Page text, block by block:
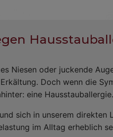
Niesen oder juckende
Doch wenn die
eine Hausstauballergie.
sich in unserem
im Alltag erheblich